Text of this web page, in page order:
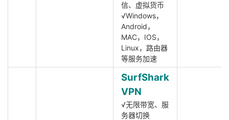
信、虚拟货币
√Windows，
Android，
MAC，IOS，
Linux，路由器
等服务加速
SurfShark
VPN
√无限带宽、服
务器切换